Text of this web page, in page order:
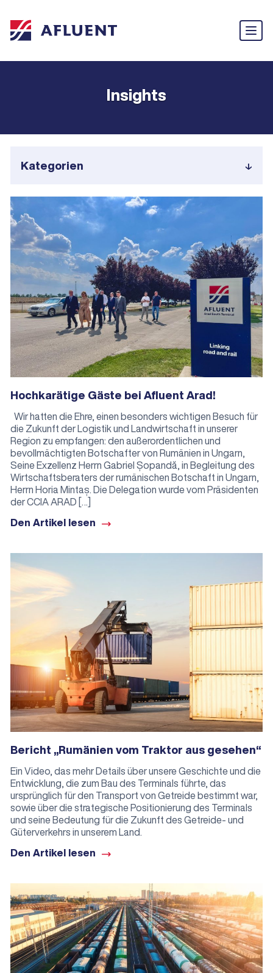
Insights
Hochkarätige Gäste bei Afluent Arad!
Wir hatten die Ehre, einen besonders wichtigen Besuch für
die Zukunft der Logistik und Landwirtschaft in unserer
Region zu empfangen: den außerordentlichen und
bevollmächtigten Botschafter von Rumänien in Ungarn,
Seine Exzellenz Herrn Gabriel Șopandă, in Begleitung des
Wirtschaftsberaters der rumänischen Botschaft in Ungarn,
Herrn Horia Mintaș. Die Delegation wurde vom Präsidenten
der CCIA ARAD […]
Den Artikel lesen
Bericht „Rumänien vom Traktor aus gesehen“
Ein Video, das mehr Details über unsere Geschichte und die
Entwicklung, die zum Bau des Terminals führte, das
ursprünglich für den Transport von Getreide bestimmt war,
sowie über die strategische Positionierung des Terminals
und seine Bedeutung für die Zukunft des Getreide- und
Güterverkehrs in unserem Land.
Den Artikel lesen
Kategorien